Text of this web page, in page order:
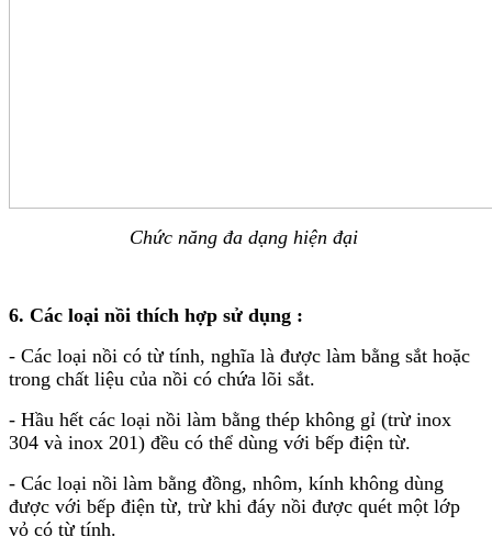
Chức năng đa dạng hiện đại
6. Các loại nồi thích hợp sử dụng :
- Các loại nồi có từ tính, nghĩa là được làm bằng sắt hoặc
trong chất liệu của nồi có chứa lõi sắt.
- Hầu hết các loại nồi làm bằng thép không gỉ (trừ inox
304 và inox 201) đều có thể dùng với bếp điện từ.
- Các loại nồi làm bằng đồng, nhôm, kính không dùng
được với bếp điện từ, trừ khi đáy nồi được quét một lớp
vỏ có từ tính.